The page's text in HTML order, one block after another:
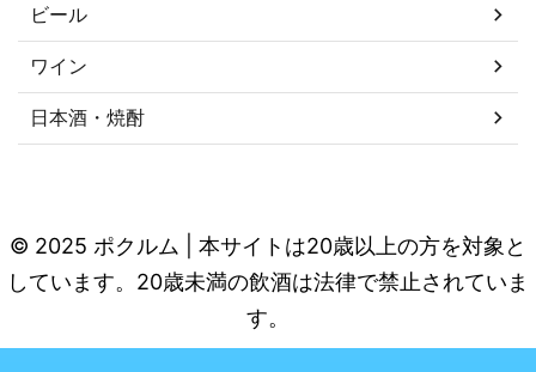
ビール
ワイン
日本酒・焼酎
© 2025 ポクルム | 本サイトは20歳以上の方を対象と
しています。20歳未満の飲酒は法律で禁止されていま
す。